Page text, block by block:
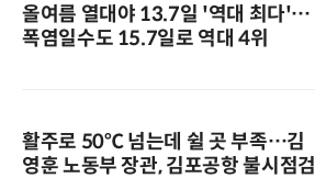
올여름 열대야 13.7일 '역대 최다'…
폭염일수도 15.7일로 역대 4위
활주로 50℃ 넘는데 쉴 곳 부족…김
영훈 노동부 장관, 김포공항 불시점검